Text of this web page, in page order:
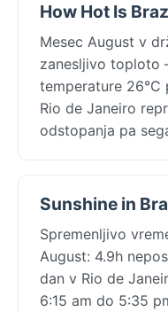
How Hot Is
Mesec August v
zanesljivo toploto
temperature
Rio de Janeiro
odstopanja pa
Sunshine in
Spremenljivo
August: 4.9h
dan v Rio de
6:15 am do 5:35